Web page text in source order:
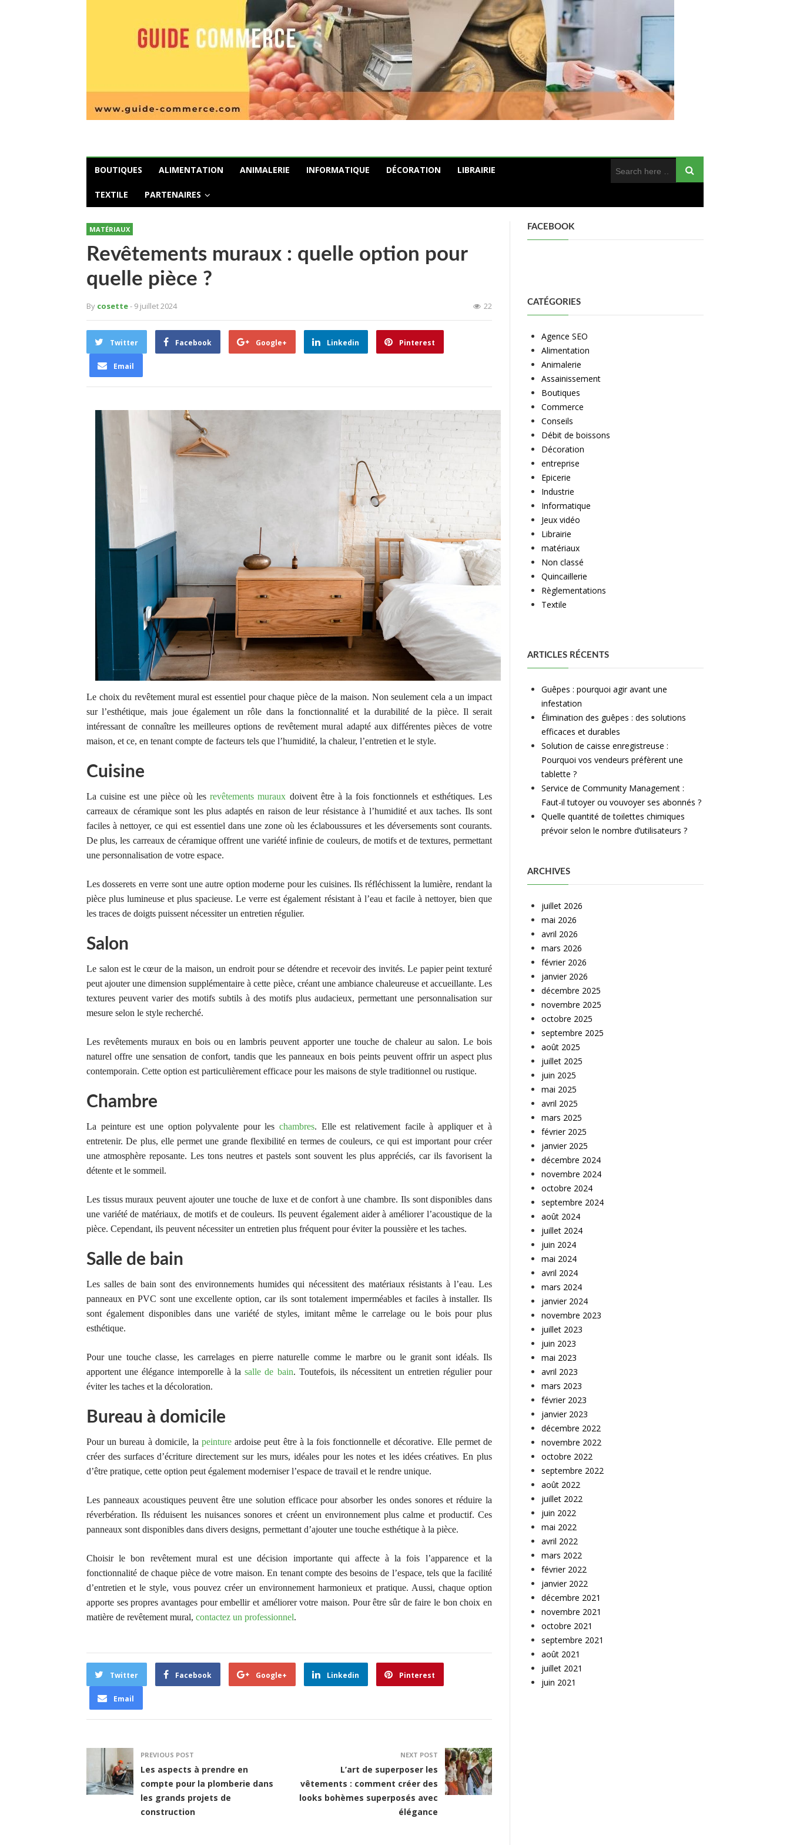
BOUTIQUES ALIMENTATION ANIMALERIE INFORMATIQUE DÉCORATION LIBRAIRIE
TEXTILE PARTENAIRES
MATÉRIAUX
Revêtements muraux : quelle option pour
quelle pièce ?
By cosette- 9 juillet 2024 22
Twitter Facebook Google+ Linkedin Pinterest
Email
Le choix du revêtement mural est essentiel pour chaque pièce de la maison. Non seulement cela a un impact
sur l’esthétique, mais joue également un rôle dans la fonctionnalité et la durabilité de la pièce. Il serait
intéressant de connaître les meilleures options de revêtement mural adapté aux différentes pièces de votre
maison, et ce, en tenant compte de facteurs tels que l’humidité, la chaleur, l’entretien et le style.
Cuisine
La cuisine est une pièce où lesrevêtements muraux doivent être à la fois fonctionnels et esthétiques. Les
carreaux de céramique sont les plus adaptés en raison de leur résistance à l’humidité et aux taches. Ils sont
faciles à nettoyer, ce qui est essentiel dans une zone où les éclaboussures et les déversements sont courants.
De plus, les carreaux de céramique offrent une variété infinie de couleurs, de motifs et de textures, permettant
une personnalisation de votre espace.
Les dosserets en verre sont une autre option moderne pour les cuisines. Ils réfléchissent la lumière, rendant la
pièce plus lumineuse et plus spacieuse. Le verre est également résistant à l’eau et facile à nettoyer, bien que
les traces de doigts puissent nécessiter un entretien régulier.
Salon
Le salon est le cœur de la maison, un endroit pour se détendre et recevoir des invités. Le papier peint texturé
peut ajouter une dimension supplémentaire à cette pièce, créant une ambiance chaleureuse et accueillante. Les
textures peuvent varier des motifs subtils à des motifs plus audacieux, permettant une personnalisation sur
mesure selon le style recherché.
Les revêtements muraux en bois ou en lambris peuvent apporter une touche de chaleur au salon. Le bois
naturel offre une sensation de confort, tandis que les panneaux en bois peints peuvent offrir un aspect plus
contemporain. Cette option est particulièrement efficace pour les maisons de style traditionnel ou rustique.
Chambre
La peinture est une option polyvalente pour les chambres. Elle est relativement facile à appliquer et à
entretenir. De plus, elle permet une grande flexibilité en termes de couleurs, ce qui est important pour créer
une atmosphère reposante. Les tons neutres et pastels sont souvent les plus appréciés, car ils favorisent la
détente et le sommeil.
Les tissus muraux peuvent ajouter une touche de luxe et de confort à une chambre. Ils sont disponibles dans
une variété de matériaux, de motifs et de couleurs. Ils peuvent également aider à améliorer l’acoustique de la
pièce. Cependant, ils peuvent nécessiter un entretien plus fréquent pour éviter la poussière et les taches.
Salle de bain
Les salles de bain sont des environnements humides qui nécessitent des matériaux résistants à l’eau. Les
panneaux en PVC sont une excellente option, car ils sont totalement imperméables et faciles à installer. Ils
sont également disponibles dans une variété de styles, imitant même le carrelage ou le bois pour plus
esthétique.
Pour une touche classe, les carrelages en pierre naturelle comme le marbre ou le granit sont idéals. Ils
apportent une élégance intemporelle à lasalle de bain. Toutefois, ils nécessitent un entretien régulier pour
éviter les taches et la décoloration.
Bureau à domicile
Pour un bureau à domicile, la peinture ardoise peut être à la fois fonctionnelle et décorative. Elle permet de
créer des surfaces d’écriture directement sur les murs, idéales pour les notes et les idées créatives. En plus
d’être pratique, cette option peut également moderniser l’espace de travail et le rendre unique.
Les panneaux acoustiques peuvent être une solution efficace pour absorber les ondes sonores et réduire la
réverbération. Ils réduisent les nuisances sonores et créent un environnement plus calme et productif. Ces
panneaux sont disponibles dans divers designs, permettant d’ajouter une touche esthétique à la pièce.
Choisir le bon revêtement mural est une décision importante qui affecte à la fois l’apparence et la
fonctionnalité de chaque pièce de votre maison. En tenant compte des besoins de l’espace, tels que la facilité
d’entretien et le style, vous pouvez créer un environnement harmonieux et pratique. Aussi, chaque option
apporte ses propres avantages pour embellir et améliorer votre maison. Pour être sûr de faire le bon choix en
matière de revêtement mural, contactez un professionnel.
Twitter Facebook Google+ Linkedin Pinterest
Email
PREVIOUS POST
Les aspects à prendre en
compte pour la plomberie dans
les grands projets de
construction
NEXT POST
L’art de superposer les
vêtements : comment créer des
looks bohèmes superposés avec
élégance
FACEBOOK
CATÉGORIES
Agence SEO
Alimentation
Animalerie
Assainissement
Boutiques
Commerce
Conseils
Débit de boissons
Décoration
entreprise
Epicerie
Industrie
Informatique
Jeux vidéo
Librairie
matériaux
Non classé
Quincaillerie
Règlementations
Textile
ARTICLES RÉCENTS
Guêpes : pourquoi agir avant une
infestation
Élimination des guêpes : des solutions
efficaces et durables
Solution de caisse enregistreuse :
Pourquoi vos vendeurs préfèrent une
tablette ?
Service de Community Management :
Faut-il tutoyer ou vouvoyer ses abonnés ?
Quelle quantité de toilettes chimiques
prévoir selon le nombre d’utilisateurs ?
ARCHIVES
juillet 2026
mai 2026
avril 2026
mars 2026
février 2026
janvier 2026
décembre 2025
novembre 2025
octobre 2025
septembre 2025
août 2025
juillet 2025
juin 2025
mai 2025
avril 2025
mars 2025
février 2025
janvier 2025
décembre 2024
novembre 2024
octobre 2024
septembre 2024
août 2024
juillet 2024
juin 2024
mai 2024
avril 2024
mars 2024
janvier 2024
novembre 2023
juillet 2023
juin 2023
mai 2023
avril 2023
mars 2023
février 2023
janvier 2023
décembre 2022
novembre 2022
octobre 2022
septembre 2022
août 2022
juillet 2022
juin 2022
mai 2022
avril 2022
mars 2022
février 2022
janvier 2022
décembre 2021
novembre 2021
octobre 2021
septembre 2021
août 2021
juillet 2021
juin 2021